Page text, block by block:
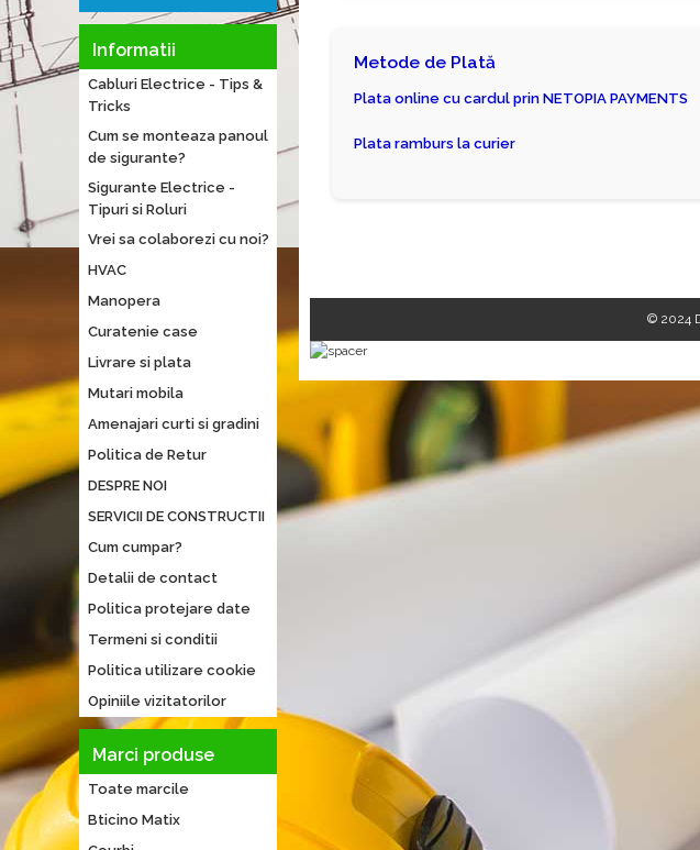
Informatii
Cabluri Electrice - Tips &
Tricks
Cum se monteaza panoul
de sigurante?
Sigurante Electrice -
Tipuri si Roluri
Vrei sa colaborezi cu noi?
HVAC
Manopera
Curatenie case
Livrare si plata
Mutari mobila
Amenajari curti si gradini
Politica de Retur
DESPRE NOI
SERVICII DE CONSTRUCTII
Cum cumpar?
Detalii de contact
Politica protejare date
Termeni si conditii
Politica utilizare cookie
Opiniile vizitatorilor
Marci produse
Toate marcile
Bticino Matix
Metode de Plată
Plata online cu cardul prin NETOPIA PAYMENTS
Plata ramburs la curier
© 2024